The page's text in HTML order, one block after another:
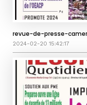
revue-de-presse-
2024-02-20 15:42:17